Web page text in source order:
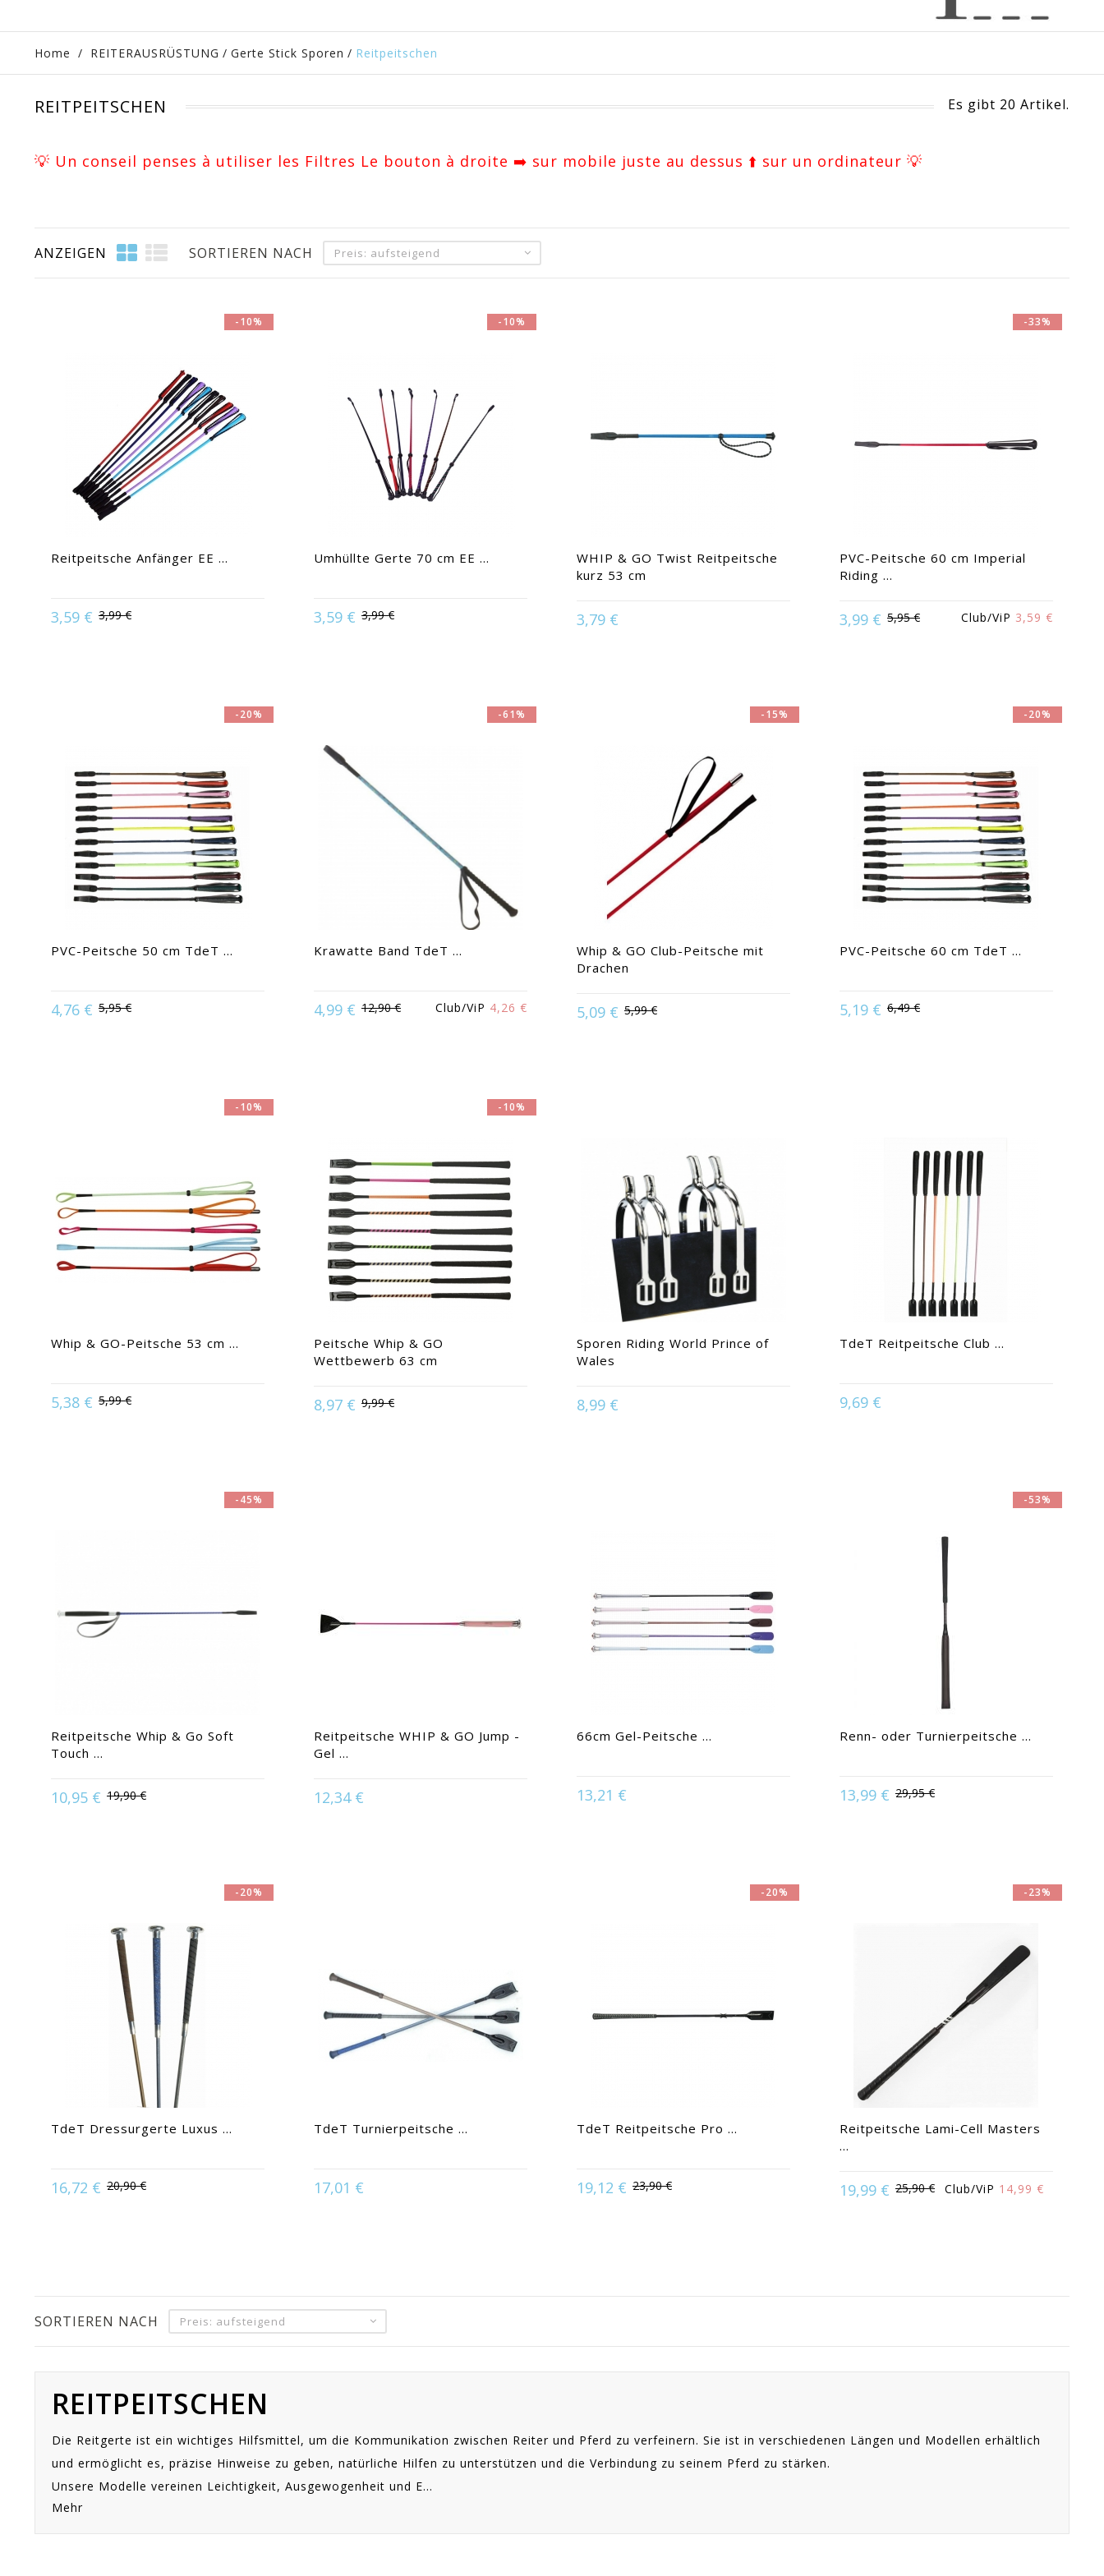
Home / REITERAUSRÜSTUNG / Gerte Stick Sporen / Reitpeitschen
REITPEITSCHEN Es gibt 20 Artikel.
💡 Un conseil penses à utiliser les Filtres Le bouton à droite ➡️ sur mobile juste au dessus ⬆️ sur un ordinateur 💡
ANZEIGEN SORTIEREN NACH Preis: aufsteigend
-10%
Reitpeitsche Anfänger EE ...
3,59 € 3,99 €
Available in:
-10%
Umhüllte Gerte 70 cm EE ...
3,59 € 3,99 €
Available in:
WHIP & GO Twist Reitpeitsche
kurz 53 cm
3,79 €
Marine | Rose | Rot | Schwarz | Türkis |
-33%
PVC-Peitsche 60 cm Imperial
Riding ...
3,99 € 5,95 € Club/ViP 3,59 €
Available in: Rot
-20%
PVC-Peitsche 50 cm TdeT ...
4,76 € 5,95 €
Available in:
-61%
Krawatte Band TdeT ...
4,99 € 12,90 € Club/ViP 4,26 €
Available in: Braun | Grau | Marine | Rot |
Türkis | Violett
-15%
Whip & GO Club-Peitsche mit
Drachen
5,09 € 5,99 €
Available in:
-20%
PVC-Peitsche 60 cm TdeT ...
5,19 € 6,49 €
Available in:
-10%
Whip & GO-Peitsche 53 cm ...
5,38 € 5,99 €
Available in:
Fuchsia | Himmelblau |
Orange | Rot | Schwarz
-10%
Peitsche Whip & GO
Wettbewerb 63 cm
8,97 € 9,99 €
Rosa | Himmel / Schoko | Marine / Himmel
| Rot / Schwarz | Schwarz | Schwarz / Lila |
Sporen Riding World Prince of
Wales
8,99 €
Available in:
TdeT Reitpeitsche Club ...
9,69 €
Available in:
-45%
Reitpeitsche Whip & Go Soft
Touch ...
10,95 € 19,90 €
Available in:
Reitpeitsche WHIP & GO Jump -
Gel ...
12,34 €
Available in:
66cm Gel-Peitsche ...
13,21 €
Available in:
-53%
Renn- oder Turnierpeitsche ...
13,99 € 29,95 €
Available in:
-20%
TdeT Dressurgerte Luxus ...
16,72 € 20,90 €
Available in:
TdeT Turnierpeitsche ...
17,01 €
Available in:
-20%
TdeT Reitpeitsche Pro ...
19,12 € 23,90 €
Available in:
-23%
Reitpeitsche Lami-Cell Masters
...
19,99 € 25,90 € Club/ViP 14,99 €
SORTIEREN NACH Preis: aufsteigend
REITPEITSCHEN
Die Reitgerte ist ein wichtiges Hilfsmittel, um die Kommunikation zwischen Reiter und Pferd zu verfeinern. Sie ist in verschiedenen Längen und Modellen erhältlich
und ermöglicht es, präzise Hinweise zu geben, natürliche Hilfen zu unterstützen und die Verbindung zu seinem Pferd zu stärken.
Unsere Modelle vereinen Leichtigkeit, Ausgewogenheit und E...
Mehr